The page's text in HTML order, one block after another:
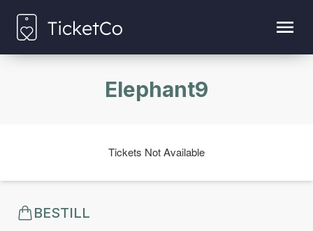
Elephant9
Tickets Not Available
BESTILL